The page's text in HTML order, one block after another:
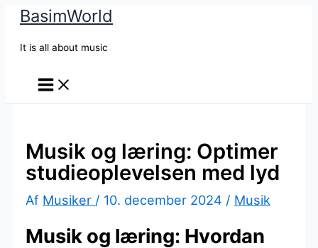
BasimWorld
It is all about music
Musik og læring: Optimer
studieoplevelsen med lyd
Af Musiker / 10. december 2024 / Musik
Musik og læring: Hvordan